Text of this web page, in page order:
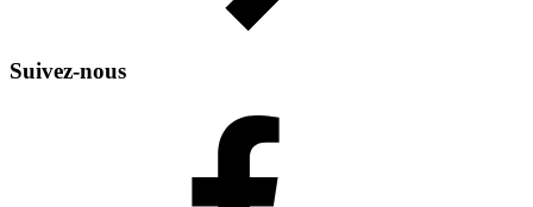
Suivez-nous